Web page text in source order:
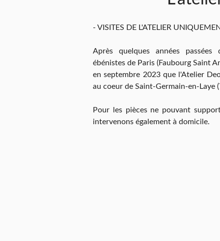
- VISITES DE L'ATELIER
Après quelques années
ébénistes de Paris (Faubourg Saint
en septembre 2023 que l'Atelier
au coeur de Saint-Germain-en-Laye
Pour les pièces ne pouvant
intervenons également à domicile.